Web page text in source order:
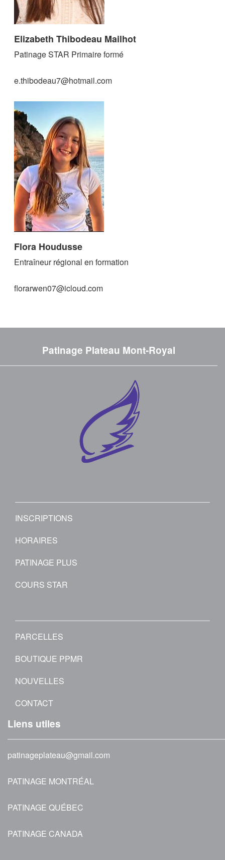
Elizabeth Thibodeau Mailhot
Patinage STAR Primaire formé
e.thibodeau7@hotmail.com
Flora Houdusse
Entraîneur régional en formation
florarwen07@icloud.com
Patinage Plateau Mont-Royal
INSCRIPTIONS
HORAIRES
PATINAGE PLUS
COURS STAR
PARCELLES
BOUTIQUE PPMR
NOUVELLES
CONTACT
Liens utiles
patinageplateau@gmail.com
PATINAGE MONTRÉAL
PATINAGE QUÉBEC
PATINAGE CANADA